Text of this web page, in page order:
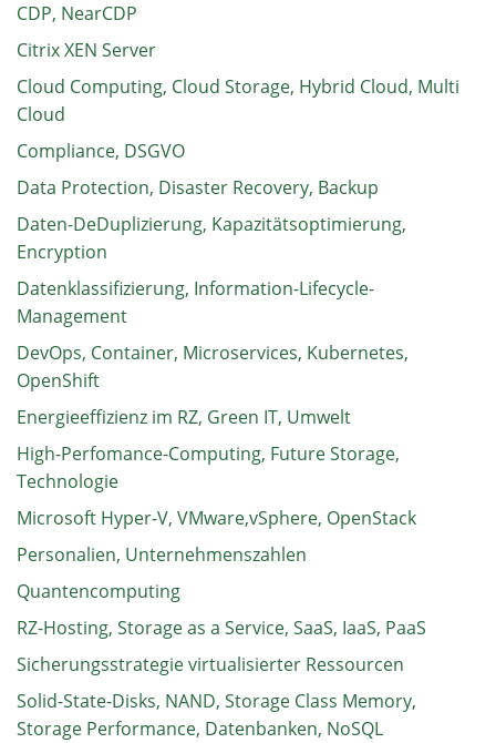
CDP, NearCDP
Citrix XEN Server
Cloud Computing, Cloud Storage, Hybrid Cloud, Multi
Cloud
Compliance, DSGVO
Data Protection, Disaster Recovery, Backup
Daten-DeDuplizierung, Kapazitätsoptimierung,
Encryption
Datenklassifizierung, Information-Lifecycle-
Management
DevOps, Container, Microservices, Kubernetes,
OpenShift
Energieeffizienz im RZ, Green IT, Umwelt
High-Perfomance-Computing, Future Storage,
Technologie
Microsoft Hyper-V, VMware,vSphere, OpenStack
Personalien, Unternehmenszahlen
Quantencomputing
RZ-Hosting, Storage as a Service, SaaS, IaaS, PaaS
Sicherungsstrategie virtualisierter Ressourcen
Solid-State-Disks, NAND, Storage Class Memory,
Storage Performance, Datenbanken, NoSQL